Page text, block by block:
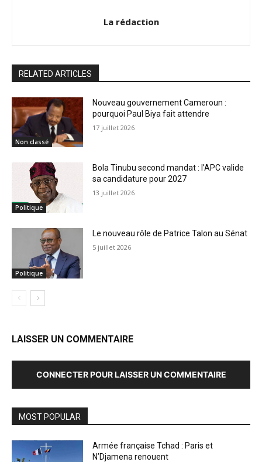
La rédaction
RELATED ARTICLES
Non classé
Nouveau gouvernement Cameroun :
pourquoi Paul Biya fait attendre
17 juillet 2026
Politique
Bola Tinubu second mandat : l’APC valide
sa candidature pour 2027
13 juillet 2026
Politique
Le nouveau rôle de Patrice Talon au Sénat
5 juillet 2026
LAISSER UN COMMENTAIRE
CONNECTER POUR LAISSER UN COMMENTAIRE
MOST POPULAR
Armée française Tchad : Paris et
N’Djamena renouent